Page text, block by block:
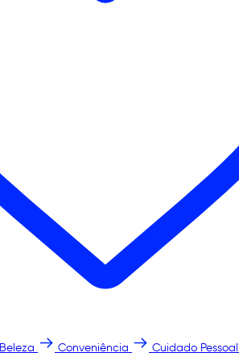
Beleza Conveniência Cuidado Pessoal